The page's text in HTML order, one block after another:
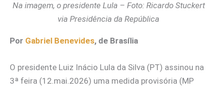
Na imagem, o presidente Lula – Foto: Ricardo Stuckert
via Presidência da República
Por Gabriel Benevides, de Brasília
O presidente Luiz Inácio Lula da Silva (PT) assinou na
3ª feira (12.mai.2026) uma medida provisória (MP